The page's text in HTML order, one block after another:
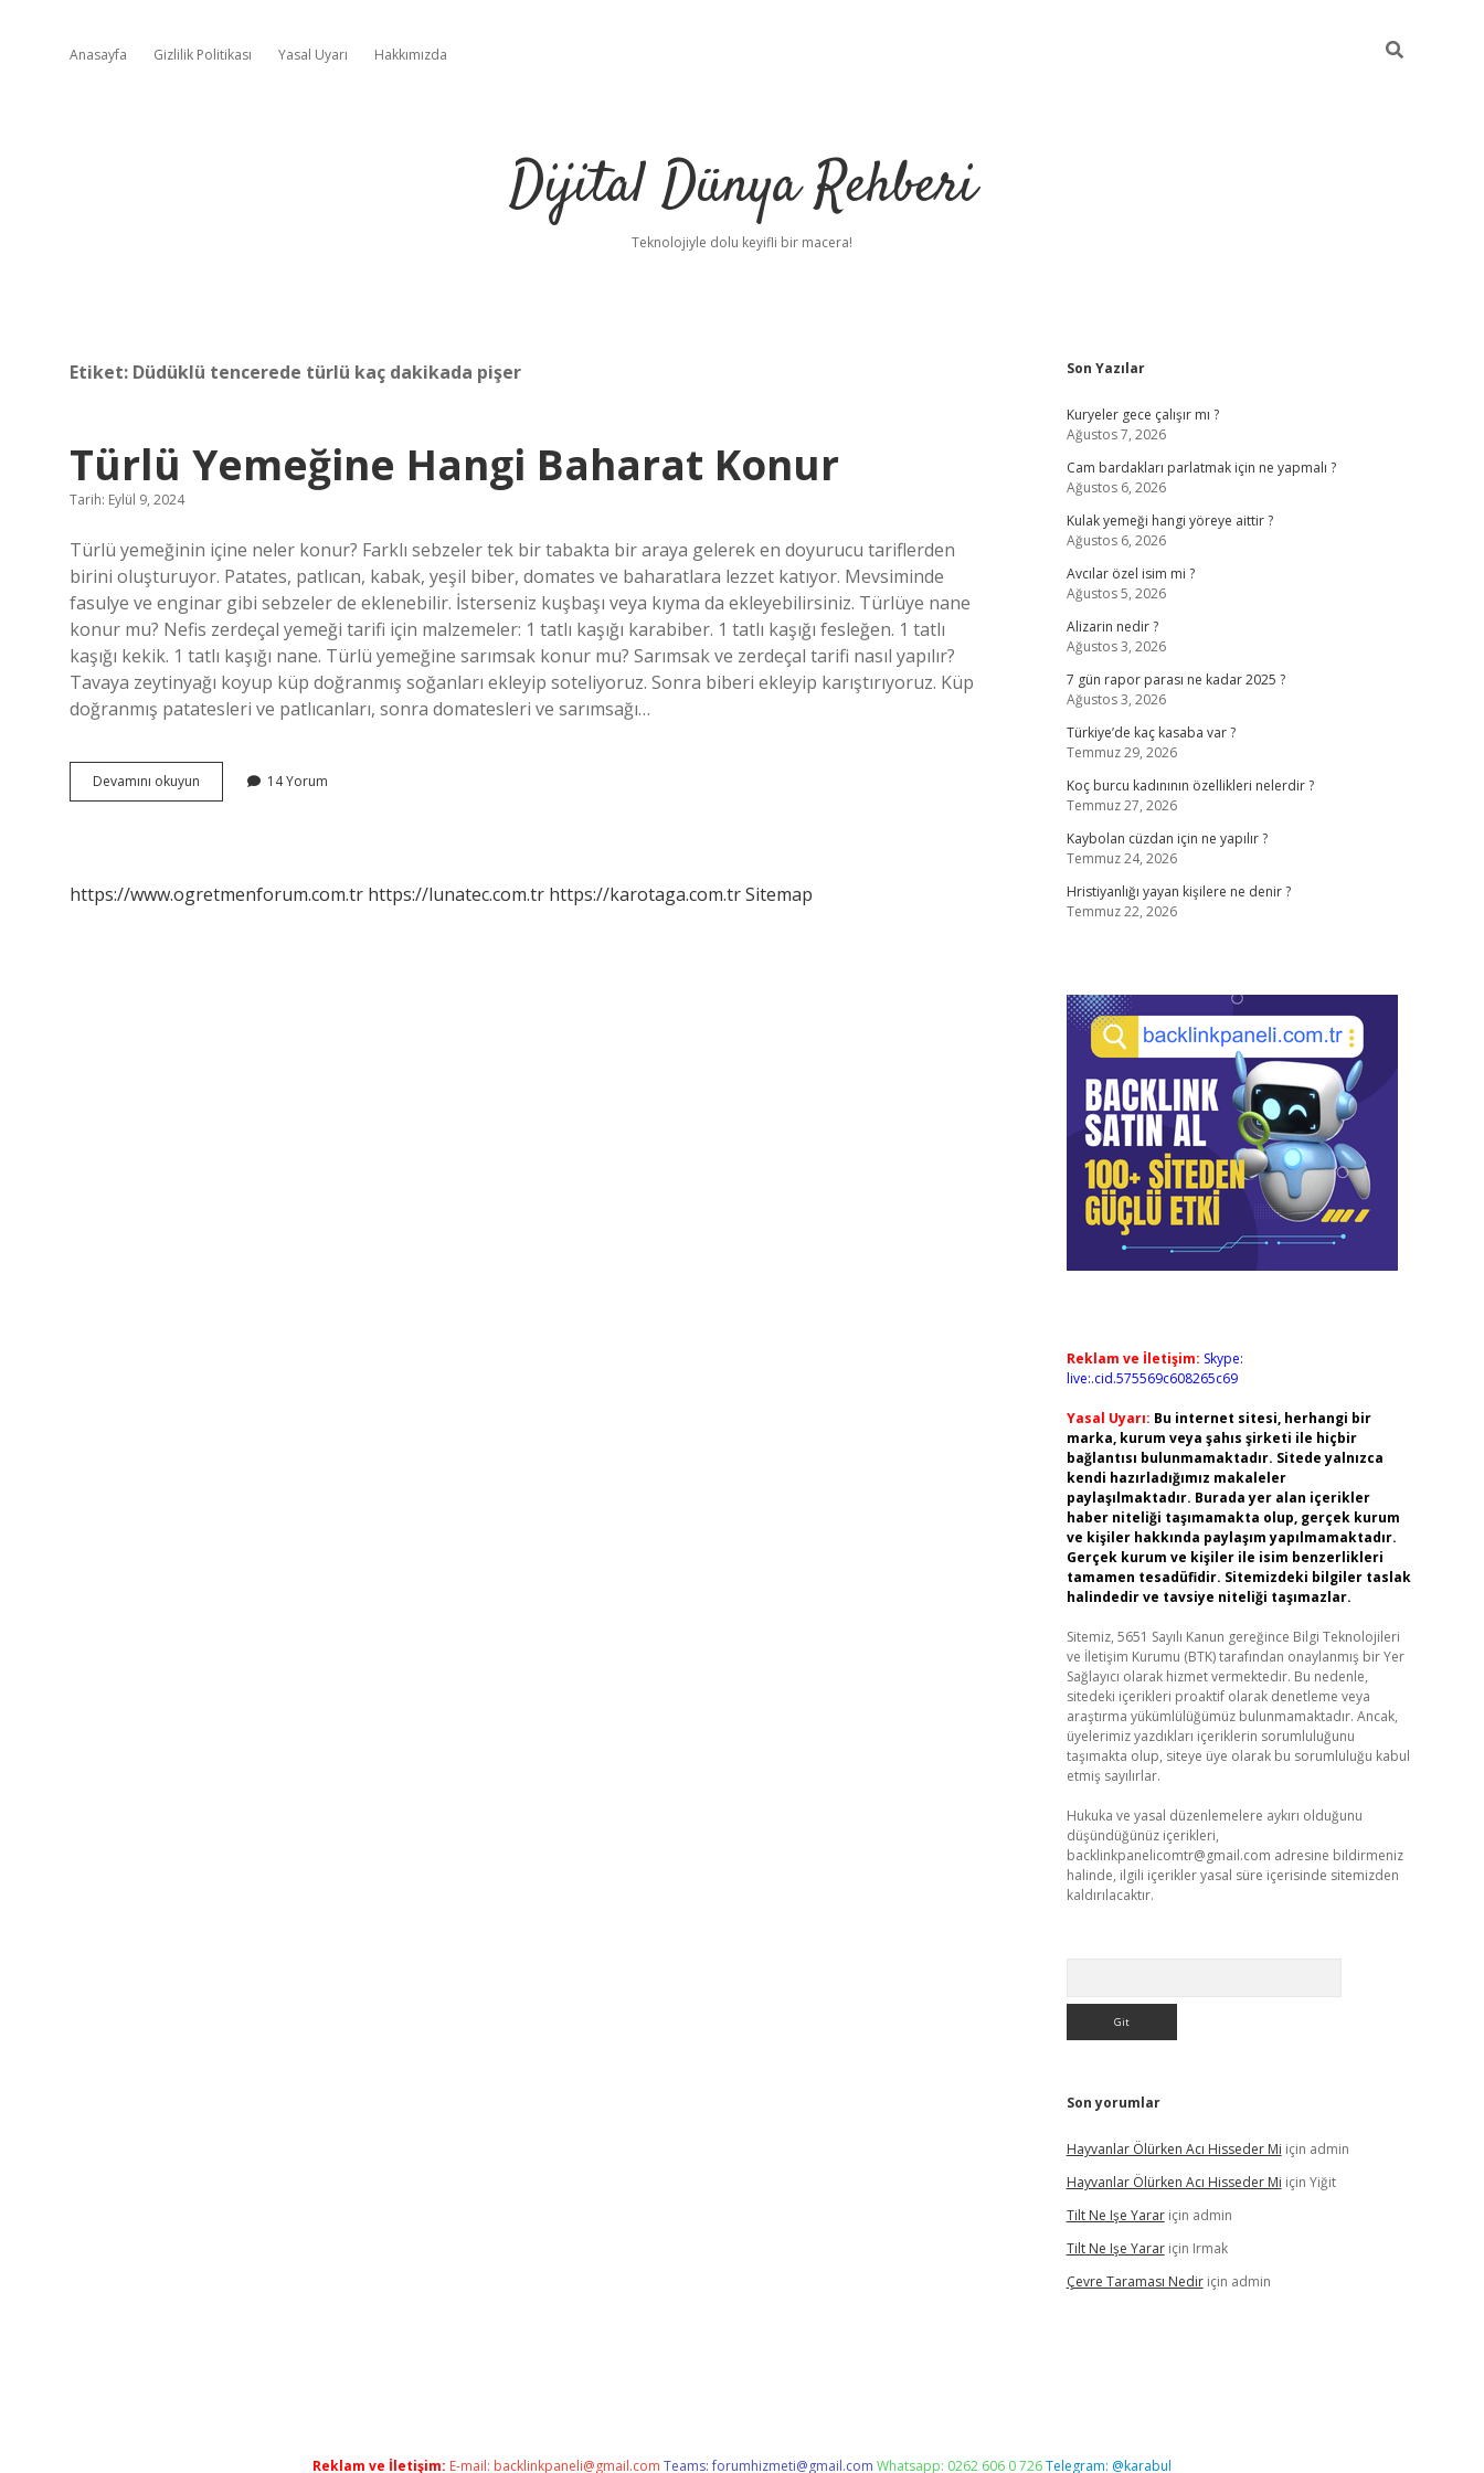
Anasayfa Gizlilik Politikası Yasal Uyarı Hakkımızda
Dijital Dünya Rehberi
Teknolojiyle dolu keyifli bir macera!
Etiket: Düdüklü tencerede türlü kaç dakikada pişer
Türlü Yemeğine Hangi Baharat Konur
Tarih: Eylül 9, 2024
Türlü yemeğinin içine neler konur? Farklı sebzeler tek bir tabakta bir araya gelerek en doyurucu tariflerden
birini oluşturuyor. Patates, patlıcan, kabak, yeşil biber, domates ve baharatlara lezzet katıyor. Mevsiminde
fasulye ve enginar gibi sebzeler de eklenebilir. İsterseniz kuşbaşı veya kıyma da ekleyebilirsiniz. Türlüye nane
konur mu? Nefis zerdeçal yemeği tarifi için malzemeler: 1 tatlı kaşığı karabiber. 1 tatlı kaşığı fesleğen. 1 tatlı
kaşığı kekik. 1 tatlı kaşığı nane. Türlü yemeğine sarımsak konur mu? Sarımsak ve zerdeçal tarifi nasıl yapılır?
Tavaya zeytinyağı koyup küp doğranmış soğanları ekleyip soteliyoruz. Sonra biberi ekleyip karıştırıyoruz. Küp
doğranmış patatesleri ve patlıcanları, sonra domatesleri ve sarımsağı…
Devamını okuyun
Yemeğine
14 Yorum
https://www.ogretmenforum.com.tr https://lunatec.com.tr https://karotaga.com.trSitemap
Sidebar
Son Yazılar
Kuryeler gece çalışır mı ?
Ağustos 7, 2026
Cam bardakları parlatmak için ne yapmalı ?
Ağustos 6, 2026
Kulak yemeği hangi yöreye aittir ?
Ağustos 6, 2026
Avcılar özel isim mi ?
Ağustos 5, 2026
Alizarin nedir ?
Ağustos 3, 2026
7 gün rapor parası ne kadar 2025 ?
Ağustos 3, 2026
Türkiye’de kaç kasaba var ?
Temmuz 29, 2026
Koç burcu kadınının özellikleri nelerdir ?
Temmuz 27, 2026
Kaybolan cüzdan için ne yapılır ?
Temmuz 24, 2026
Hristiyanlığı yayan kişilere ne denir ?
Temmuz 22, 2026
Reklam ve İletişim: Skype:
live:.cid.575569c608265c69
Yasal Uyarı: Bu internet sitesi, herhangi bir
marka, kurum veya şahıs şirketi ile hiçbir
bağlantısı bulunmamaktadır. Sitede yalnızca
kendi hazırladığımız makaleler
paylaşılmaktadır. Burada yer alan içerikler
haber niteliği taşımamakta olup, gerçek kurum
ve kişiler hakkında paylaşım yapılmamaktadır.
Gerçek kurum ve kişiler ile isim benzerlikleri
tamamen tesadüfidir. Sitemizdeki bilgiler taslak
halindedir ve tavsiye niteliği taşımazlar.
Sitemiz, 5651 Sayılı Kanun gereğince Bilgi Teknolojileri
ve İletişim Kurumu (BTK) tarafından onaylanmış bir Yer
Sağlayıcı olarak hizmet vermektedir. Bu nedenle,
sitedeki içerikleri proaktif olarak denetleme veya
araştırma yükümlülüğümüz bulunmamaktadır. Ancak,
üyelerimiz yazdıkları içeriklerin sorumluluğunu
taşımakta olup, siteye üye olarak bu sorumluluğu kabul
etmiş sayılırlar.
Hukuka ve yasal düzenlemelere aykırı olduğunu
düşündüğünüz içerikleri,
backlinkpanelicomtr@gmail.com adresine bildirmeniz
halinde, ilgili içerikler yasal süre içerisinde sitemizden
kaldırılacaktır.
Son yorumlar
Hayvanlar Ölürken Acı Hisseder Mi için admin
Hayvanlar Ölürken Acı Hisseder Mi için Yiğit
Tilt Ne Işe Yarariçin admin
Tilt Ne Işe Yarariçin Irmak
Çevre Taraması Nediriçin admin
Reklam ve İletişim: E-mail: backlinkpaneli@gmail.com Teams:forumhizmeti@gmail.com Whatsapp: 0262 606 0 726Telegram: @karabul